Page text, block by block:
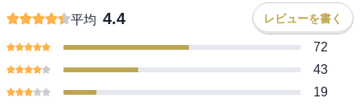
平均 4.4 レビューを書く
72
43
19